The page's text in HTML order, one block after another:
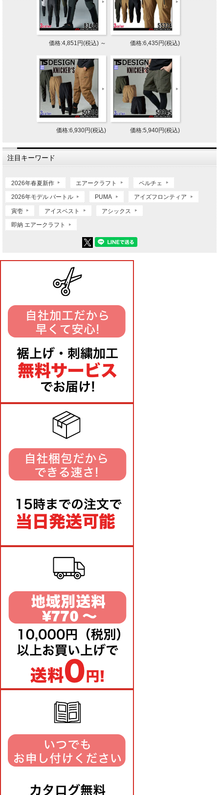
価格:4,851円(税込)～ 価格:6,435円(税込)
価格:6,930円(税込) 価格:5,940円(税込)
注目キーワード
2026年春夏新作 エアークラフト ペルチェ
2026年モデル バートル PUMA アイズフロンティア
寅壱 アイスベスト アシックス
即納 エアークラフト